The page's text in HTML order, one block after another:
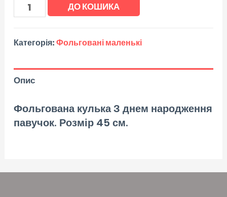
ДО КОШИКА
Категорія:Фольговані маленькі
Опис
Фольгована кулька З днем народження
павучок. Розмір 45 см.